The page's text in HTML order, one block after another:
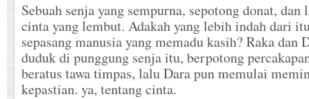
Sebuah senja yang sempurna, sepotong donat, dan
cinta yang lembut. Adakah yang lebih indah dari
sepasang manusia yang memadu kasih? Raka dan
duduk di punggung senja itu, berpotong
beratus tawa timpas, lalu Dara pun memulai
kepastian. ya, tentang cinta.